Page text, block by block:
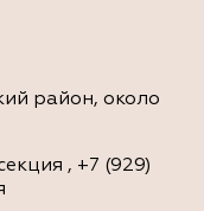
район, около
, +7 (929)